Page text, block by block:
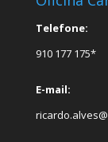
Telefone:
910 177 175*
E-mail: